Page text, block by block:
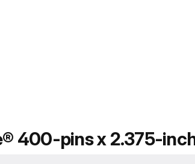
400-pins x 2.375-